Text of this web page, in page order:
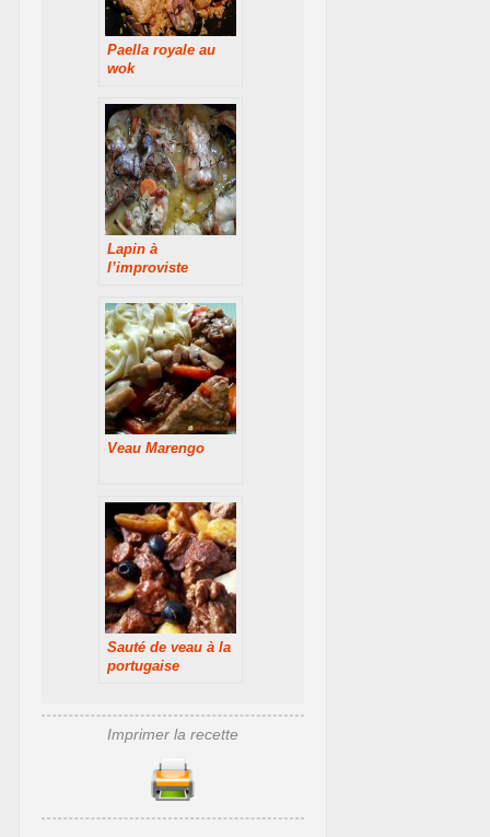
Paella royale au
wok
Lapin à
l’improviste
Veau Marengo
Sauté de veau à la
portugaise
Imprimer la recette